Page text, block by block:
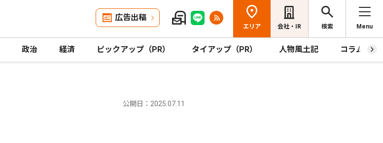
広告出稿
エリア 会社・IR 検索 Menu
政治 経済 ピックアップ（PR） タイアップ（PR） 人物風土記 コラム
公開日：2025.07.11